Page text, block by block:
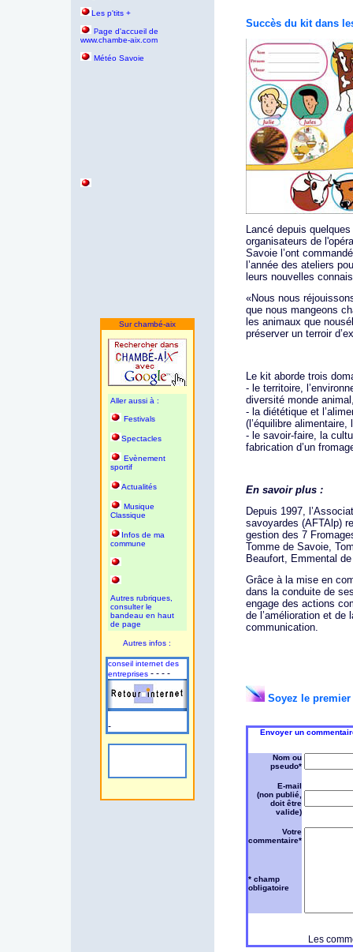
Les p'tits +
Page d'accueil de
www.chambe-aix.com
Météo Savoie
Sur chambé-aix
Aller aussi à :
Festivals
Spectacles
Evènement
sportif
Actualités
Musique
Classique
Infos de ma
commune
Autres rubriques,
consulter le
bandeau en haut
de page
Autres infos :
conseil internet des
entreprises - - - -
-
Succès du kit dans
Lancé depuis
organisateurs de
Savoie l’ont
l’année des ateliers
leurs nouvelles
«Nous nous
que nous mangeons
les animaux que
préserver un terroir
Le kit aborde trois
- le territoire,
diversité monde
- la diététique et
(l’équilibre
- le savoir-faire, la
fabrication d’un
En savoir plus :
Depuis 1997,
savoyardes (AFTAlp)
gestion des 7
Tomme de Savoie,
Beaufort, Emmental
Grâce à la mise en
dans la conduite de
engage des actions
de l’amélioration et de
communication.
Soyez le
Envoyer un
Nom ou
pseudo*
E-mail
(non publié,
doit être
valide)
Votre
commentaire*
* champ
obligatoire
Les